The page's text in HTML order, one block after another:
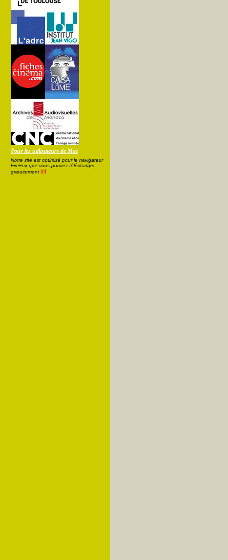
Pour les utilisateurs de Mac
Notre site est optimisé pour le navigateur
FireFox que vous pouvez télécharger
gratuitement ici